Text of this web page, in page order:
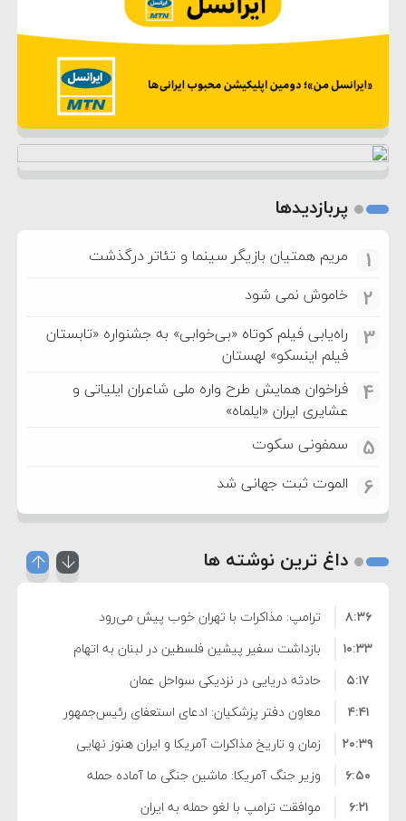
پربازدیدها
1 مریم همتیان بازیگر سینما و تئاتر درگذشت
2 خاموش نمی شود
3
راه‌یابی فیلم کوتاه «بی‌خوابی» به جشنواره «تابستان
فیلم اینسکو» لهستان
4
فراخوان همایش طرح واره ملی شاعران ایلیاتی و
عشایری ایران «ایلماه»
5 سمفونی سکوت
6 الموت ثبت جهانی شد
داغ ترین نوشته ها
ترامپ: مذاکرات با تهران خوب پیش می‌رود
۸:۳۶
بازداشت سفیر پیشین فلسطین در لبنان به اتهام
فساد و اختلاس اموال
۱۰:۳۳
حادثه دریایی در نزدیکی سواحل عمان
۵:۱۷
معاون دفتر پزشکیان: ادعای استعفای رئیس‌جمهور
واهی و کذب محض است
۴:۴۱
زمان و تاریخ مذاکرات آمریکا و ایران هنوز نهایی
نشده است
۲۰:۳۹
وزیر جنگ آمریکا: ماشین جنگی ما آماده حمله
نظامی علیه ایران است
۶:۵۰
موافقت ترامپ با لغو حمله به ایران
۶:۲۱